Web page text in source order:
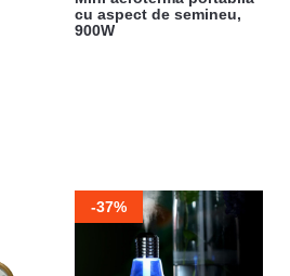
cu aspect de semineu,
900W
-37%